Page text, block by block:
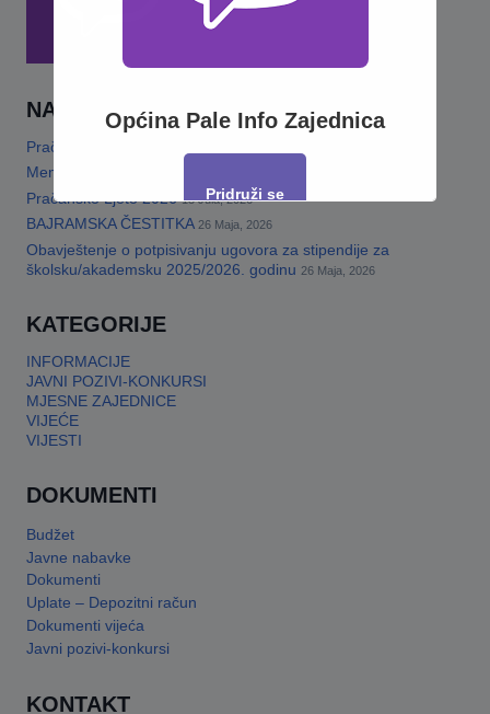
NAJNOVIJE
Pračansko ljeto 2026 · Program za djecu
Memorijalni turnir„Šefko Mutapčić“
Pračansko Ljeto 2026 13 Jula, 2026
BAJRAMSKA ČESTITKA 26 Maja, 2026
Obavještenje o potpisivanju ugovora za stipendije za
školsku/akademsku 2025/2026. godinu 26 Maja, 2026
KATEGORIJE
INFORMACIJE
JAVNI POZIVI-KONKURSI
MJESNE ZAJEDNICE
VIJEĆE
VIJESTI
DOKUMENTI
Budžet
Javne nabavke
Dokumenti
Uplate – Depozitni račun
Dokumenti vijeća
Javni pozivi-konkursi
KONTAKT
Općina Pale Info Zajednica
Pridruži se
This will close in 17 seconds